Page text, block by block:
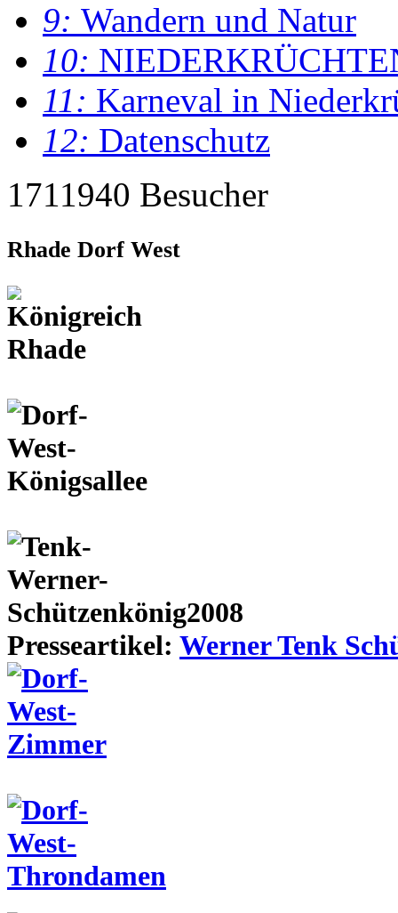
9: Wandern und Natur
10:
11: Karneval in
12: Datenschutz
1711940 Besucher
Rhade Dorf West
Presseartikel: Werner Tenk